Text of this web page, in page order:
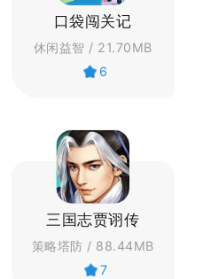
口袋闯关记
休闲益智 / 21.70MB
6
三国志贾诩传
策略塔防 / 88.44MB
7